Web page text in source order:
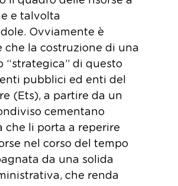
e talvolta
Ovviamente è
che la costruzione di una
“strategica” di questo
pubblici ed enti del
(Ets), a partire da un
cementano
che li porta a reperire
nel corso del tempo
da una solida
che renda